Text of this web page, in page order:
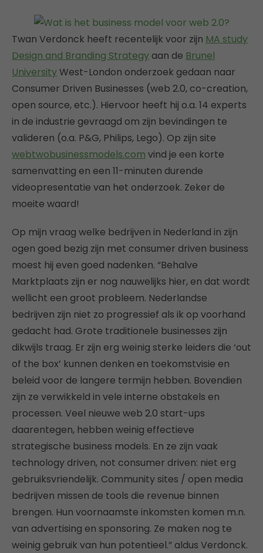
Twan Verdonck heeft recentelijk voor zijn MA study
Design and Branding Strategy aan de Brunel
UniversityWest-London onderzoek gedaan naar
Consumer Driven Businesses (web 2.0, co-creation,
open source, etc.). Hiervoor heeft hij o.a. 14 experts
in de industrie gevraagd om zijn bevindingen te
valideren (o.a. P&G, Philips, Lego). Op zijn site
webtwobusinessmodels.com vind je een korte
samenvatting en een 11-minuten durende
videopresentatie van het onderzoek. Zeker de
moeite waard!
Op mijn vraag welke bedrijven in Nederland in zijn
ogen goed bezig zijn met consumer driven business
moest hij even goed nadenken. “Behalve
Marktplaats zijn er nog nauwelijks hier, en dat wordt
wellicht een groot probleem. Nederlandse
bedrijven zijn niet zo progressief als ik op voorhand
gedacht had. Grote traditionele businesses zijn
dikwijls traag. Er zijn erg weinig sterke leiders die ‘out
of the box’ kunnen denken en toekomstvisie en
beleid voor de langere termijn hebben. Bovendien
zijn ze verwikkeld in vele interne obstakels en
processen. Veel nieuwe web 2.0 start-ups
daarentegen, hebben weinig effectieve
strategische business models. En ze zijn vaak
technology driven, not consumer driven: niet erg
gebruiksvriendelijk. Community sites / open media
bedrijven missen de tools die revenue binnen
brengen. Hun voornaamste inkomsten komen m.n.
van advertising en sponsoring. Ze maken nog te
weinig gebruik van hun potentieel.” aldus Verdonck.